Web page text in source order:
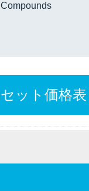
ット価格表